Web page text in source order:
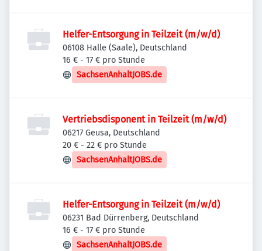
Helfer-Entsorgung in Teilzeit (m/w/d)
06108 Halle (Saale), Deutschland
16 € - 17 € pro Stunde
SachsenAnhaltJOBS.de
Vertriebsdisponent in Teilzeit (m/w/d)
06217 Geusa, Deutschland
20 € - 22 € pro Stunde
SachsenAnhaltJOBS.de
Helfer-Entsorgung in Teilzeit (m/w/d)
06231 Bad Dürrenberg, Deutschland
16 € - 17 € pro Stunde
SachsenAnhaltJOBS.de